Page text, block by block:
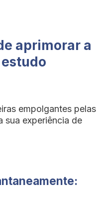
aprimorar a
empolgantes pelas
sua experiência de